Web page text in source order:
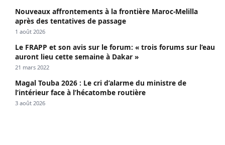
Nouveaux affrontements à la frontière Maroc-Melilla
après des tentatives de passage
1 août 2026
Le FRAPP et son avis sur le forum: « trois forums sur l’eau
auront lieu cette semaine à Dakar »
21 mars 2022
Magal Touba 2026 : Le cri d’alarme du ministre de
l’intérieur face à l’hécatombe routière
3 août 2026